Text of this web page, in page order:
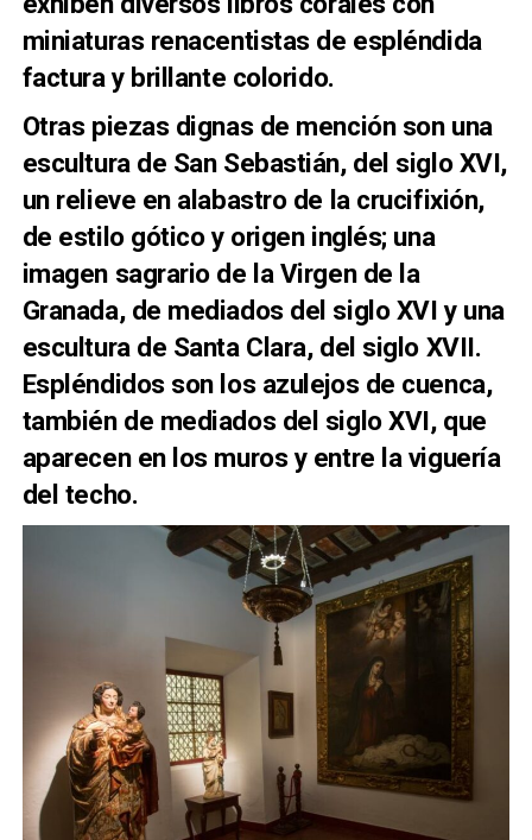
miniaturas renacentistas de espléndida
factura y brillante colorido.
Otras piezas dignas de mención son una
escultura de San Sebastián, del siglo XVI,
un relieve en alabastro de la crucifixión,
de estilo gótico y origen inglés; una
imagen sagrario de la Virgen de la
Granada, de mediados del siglo XVI y una
escultura de Santa Clara, del siglo XVII.
Espléndidos son los azulejos de cuenca,
también de mediados del siglo XVI, que
aparecen en los muros y entre la viguería
del techo.